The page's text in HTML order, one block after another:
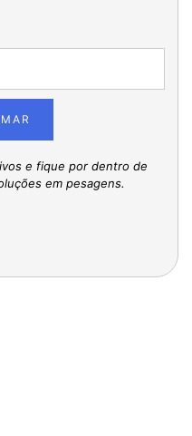
e fique por dentro de
em pesagens.